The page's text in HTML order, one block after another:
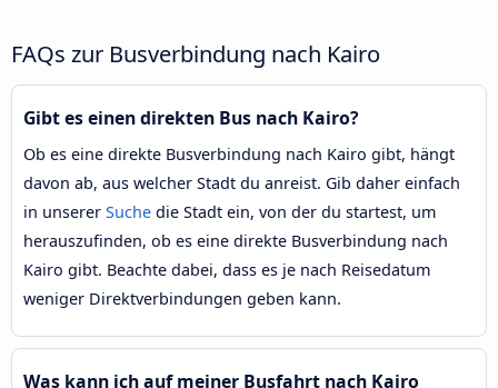
FAQs zur Busverbindung nach Kairo
Gibt es einen direkten Bus nach Kairo?
Ob es eine direkte Busverbindung nach Kairo gibt, hängt
davon ab, aus welcher Stadt du anreist. Gib daher einfach
in unserer Suche die Stadt ein, von der du startest, um
herauszufinden, ob es eine direkte Busverbindung nach
Kairo gibt. Beachte dabei, dass es je nach Reisedatum
weniger Direktverbindungen geben kann.
Was kann ich auf meiner Busfahrt nach Kairo